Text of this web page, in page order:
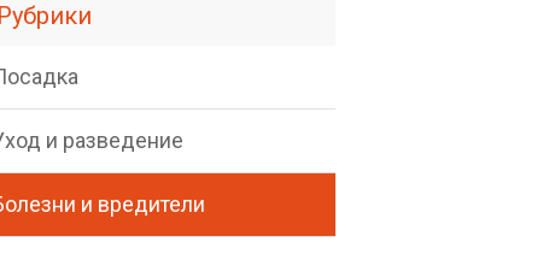
Рубрики
и разведение
и вредители